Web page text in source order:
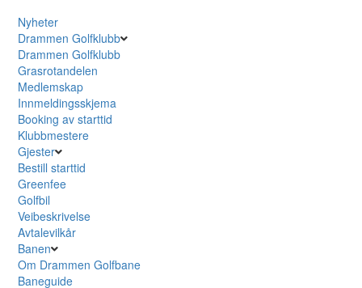
Nyheter
Drammen Golfklubb
Drammen Golfklubb
Grasrotandelen
Medlemskap
Innmeldingsskjema
Booking av starttid
Klubbmestere
Gjester
Bestill starttid
Greenfee
Golfbil
Veibeskrivelse
Avtalevilkår
Banen
Om Drammen Golfbane
Baneguide